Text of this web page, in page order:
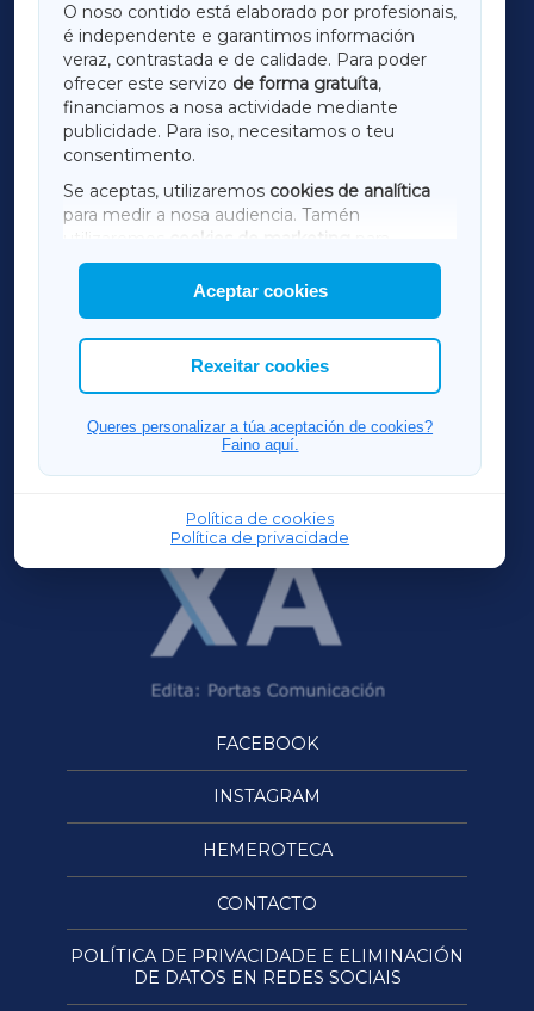
O noso contido está elaborado por profesionais,
é independente e garantimos información
veraz, contrastada e de calidade. Para poder
ofrecer este servizo de forma gratuíta,
financiamos a nosa actividade mediante
publicidade. Para iso, necesitamos o teu
consentimento.
Se aceptas, utilizaremos cookies de analítica
para medir a nosa audiencia. Tamén
utilizaremos
cookies de marketing
mostrar publicidade de terceiros.
Así mesmo, podes personalizar a elección das
cookies que desexas permitir.
Aceptar cookies
Rexeitar cookies
Queres personalizar a túa aceptación de cookies?
Faino aquí.
Política de cookies
Política de privacidade
LUGOXA
TERRACHAXA
AMARIÑAXA
RIBEIRASACRAXA
ACORUÑAXA
FERROLXA
OURENSEXA
FACEBOOK
INSTAGRAM
HEMEROTECA
CONTACTO
POLÍTICA DE PRIVACIDADE E ELIMINACIÓN
DE DATOS EN REDES SOCIAIS